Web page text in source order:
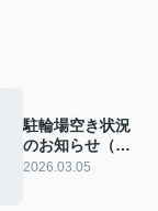
駐輪場空き状況
のお知らせ（笠
岡駅周辺）
2026.03.05